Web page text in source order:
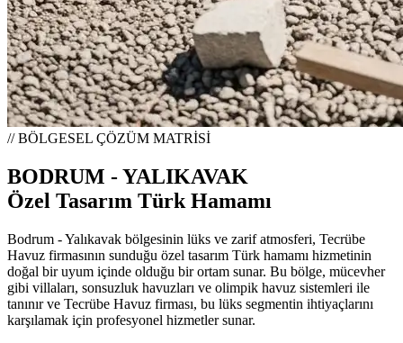
// BÖLGESEL ÇÖZÜM MATRİSİ
BODRUM - YALIKAVAK
Özel Tasarım Türk Hamamı
Bodrum - Yalıkavak bölgesinin lüks ve zarif atmosferi, Tecrübe
Havuz firmasının sunduğu özel tasarım Türk hamamı hizmetinin
doğal bir uyum içinde olduğu bir ortam sunar. Bu bölge, mücevher
gibi villaları, sonsuzluk havuzları ve olimpik havuz sistemleri ile
tanınır ve Tecrübe Havuz firması, bu lüks segmentin ihtiyaçlarını
karşılamak için profesyonel hizmetler sunar.